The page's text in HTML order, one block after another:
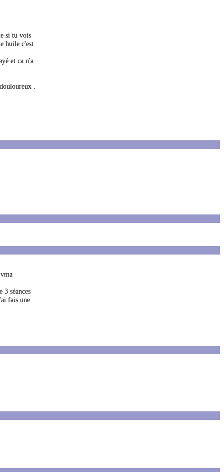
si tu vois
huile c'est
et ca n'a
.
séances
fais une